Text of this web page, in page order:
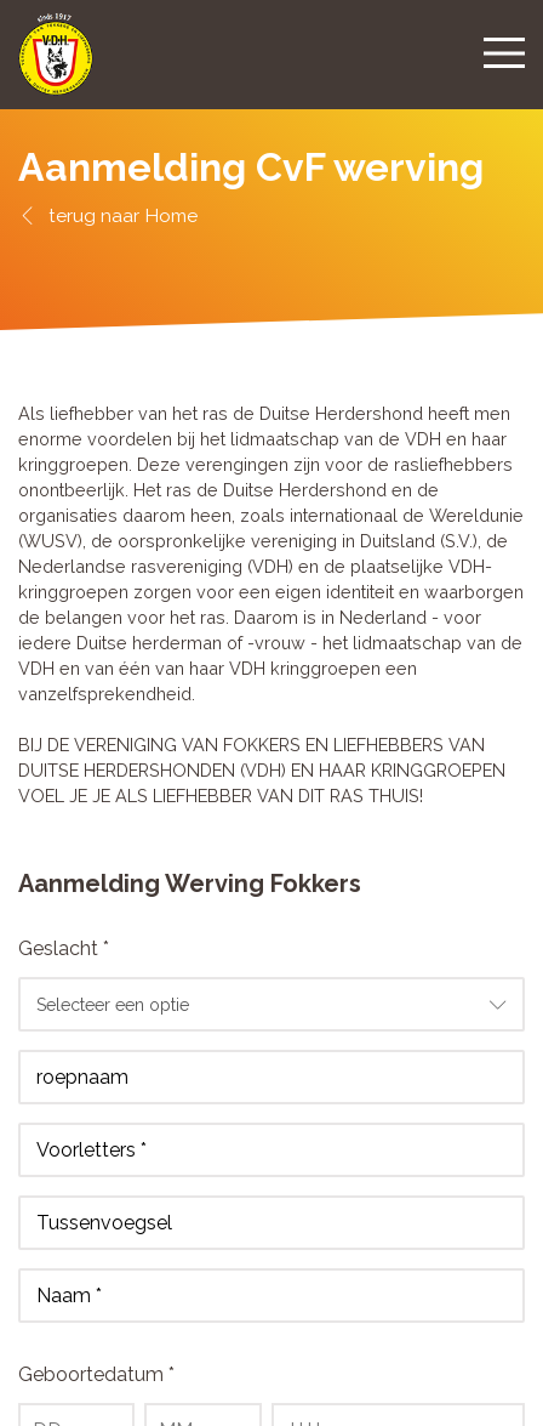
Aanmelding CvF werving
Home
Als liefhebber van het ras de Duitse Herdershond heeft men
enorme voordelen bij het lidmaatschap van de VDH en haar
kringgroepen. Deze verengingen zijn voor de rasliefhebbers
onontbeerlijk. Het ras de Duitse Herdershond en de
organisaties daarom heen, zoals internationaal de Wereldunie
(WUSV), de oorspronkelijke vereniging in Duitsland (S.V.), de
Nederlandse rasvereniging (VDH) en de plaatselijke VDH-
kringgroepen zorgen voor een eigen identiteit en waarborgen
de belangen voor het ras. Daarom is in Nederland - voor
iedere Duitse herderman of -vrouw - het lidmaatschap van de
VDH en van één van haar VDH kringgroepen een
vanzelfsprekendheid.
BIJ DE VERENIGING VAN FOKKERS EN LIEFHEBBERS VAN
DUITSE HERDERSHONDEN (VDH) EN HAAR KRINGGROEPEN
VOEL JE JE ALS LIEFHEBBER VAN DIT RAS THUIS!
Aanmelding Werving Fokkers
Geslacht *
Selecteer een optie
roepnaam
Voorletters *
Tussenvoegsel
Naam *
Geboortedatum *